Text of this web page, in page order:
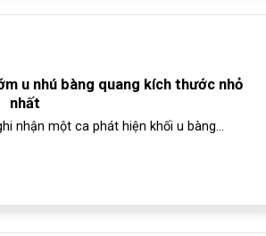
u nhú bàng quang kích thước nhỏ
nhất
nhận một ca phát hiện khối u bàng...